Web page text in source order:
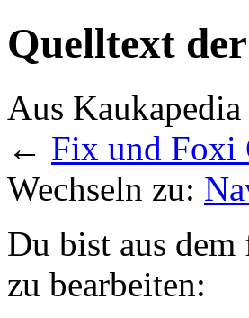
Quelltext
Aus Kaukapedia
← Fix und Foxi
Wechseln zu:
Du bist aus
zu bearbeiten: